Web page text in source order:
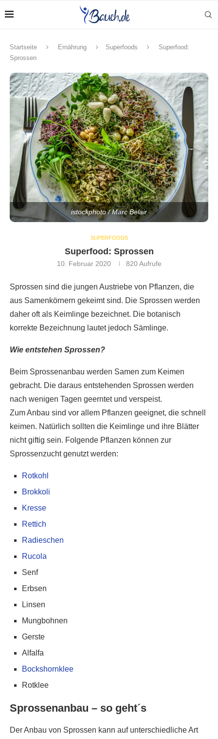
Startseite Ernährung Superfoods
Superfood:
Sprossen
istockphoto / Marc Belair
SUPERFOODS
Superfood: Sprossen
10. Februar 2020 820Aufrufe
Sprossen sind die jungen Austriebe von Pflanzen, die
aus Samenkörnern gekeimt sind. Die Sprossen werden
daher oft als Keimlinge bezeichnet. Die botanisch
korrekte Bezeichnung lautet jedoch Sämlinge.
Wie entstehen Sprossen?
Beim Sprossenanbau werden Samen zum Keimen
gebracht. Die daraus entstehenden Sprossen werden
nach wenigen Tagen geerntet und verspeist.
Zum Anbau sind vor allem Pflanzen geeignet, die schnell
keimen. Natürlich sollten die Keimlinge und ihre Blätter
nicht giftig sein. Folgende Pflanzen können zur
Sprossenzucht genutzt werden:
Rotkohl
Brokkoli
Kresse
Rettich
Radieschen
Rucola
Senf
Erbsen
Linsen
Mungbohnen
Gerste
Alfalfa
Bockshornklee
Rotklee
Sprossenanbau – so geht´s
Der Anbau von Sprossen kann auf unterschiedliche Art